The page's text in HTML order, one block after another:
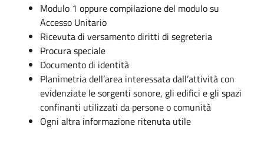
Modulo 1 oppure compilazione del modulo su
Accesso Unitario
Ricevuta di versamento diritti di segreteria
Procura speciale
Documento di identità
Planimetria dell’area interessata dall’attività con
evidenziate le sorgenti sonore, gli edifici e gli spazi
confinanti utilizzati da persone o comunità
Ogni altra informazione ritenuta utile